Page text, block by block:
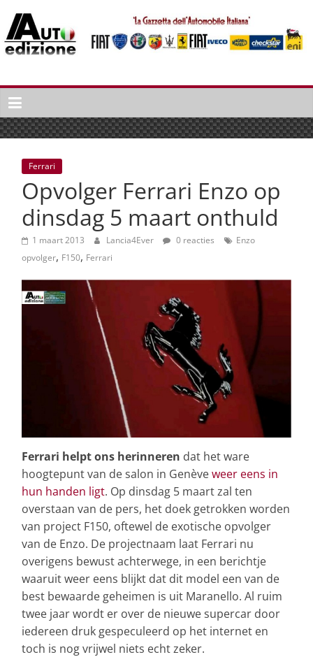
naar
inhoud
Auto
Edizione
La
Gazetta
dell'Automobile
Italiana
Italiaans
autonieuws
lifestyle
Ferrari
Opvolger Ferrari Enzo op
dinsdag 5 maart onthuld
1 maart 2013 Lancia4Ever 0 reacties
Enzo
opvolger, F150, Ferrari
Ferrari helpt ons herinneren dat het ware
hoogtepunt van de salon in Genèveweer eens in
hun handen ligt. Op dinsdag 5 maart zal ten
overstaan van de pers, het doek getrokken worden
van project F150, oftewel de exotische opvolger
van de Enzo. De projectnaam laat Ferrari nu
overigens bewust achterwege, in een berichtje
waaruit weer eens blijkt dat dit model een van de
best bewaarde geheimen is uit Maranello. Al ruim
twee jaar wordt er over de nieuwe supercar door
iedereen druk gespeculeerd op het internet en
toch is nog vrijwel niets echt zeker.